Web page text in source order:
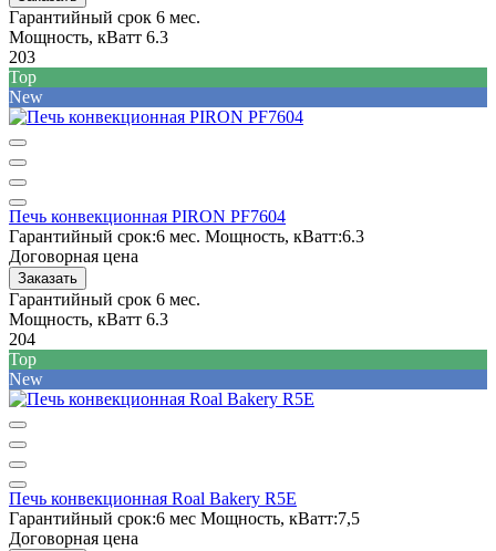
Гарантийный срок 6 мес.
Мощность, кВатт 6.3
203
Top
New
Печь конвекционная PIRON PF7604
Гарантийный срок:6 мес. Мощность, кВатт:6.3
Договорная цена
Заказать
Гарантийный срок 6 мес.
Мощность, кВатт 6.3
204
Top
New
Печь конвекционная Roal Bakery R5E
Гарантийный срок:6 мес Мощность, кВатт:7,5
Договорная цена